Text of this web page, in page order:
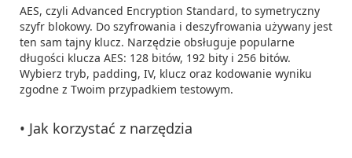
AES, czyli Advanced Encryption Standard, to symetryczny
szyfr blokowy. Do szyfrowania i deszyfrowania używany jest
ten sam tajny klucz. Narzędzie obsługuje popularne
długości klucza AES: 128 bitów, 192 bity i 256 bitów.
Wybierz tryb, padding, IV, klucz oraz kodowanie wyniku
zgodne z Twoim przypadkiem testowym.
• Jak korzystać z narzędzia